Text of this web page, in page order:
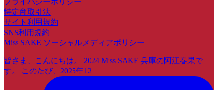
特定商取引法
サイト利用規約
SNS利用規約
Miss SAKE ソーシャルメディアポリシー
皆さま、こんにちは。 2024 Miss SAKE 兵庫の阿江春果で
す。 このたび、2025年12